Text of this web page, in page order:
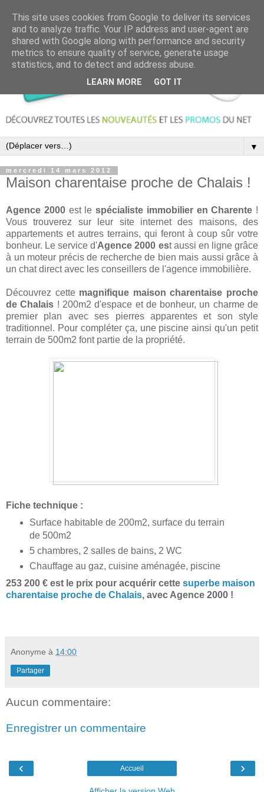
▼
mercredi 14 mars 2012
Maison charentaise proche de Chalais !
Agence 2000est le spécialiste immobilier en Charente !
Vous trouverez sur leur site internet des maisons, des
appartements et autres terrains, qui feront à coup sûr votre
bonheur. Le service d'Agence 2000 est aussi en ligne grâce
à un moteur précis de recherche de bien mais aussi grâce à
un chat direct avec les conseillers de l'agence immobilière.
Découvrez cette magnifique maison charentaise proche
de Chalais ! 200m2 d'espace et de bonheur, un charme de
premier plan avec ses pierres apparentes et son style
traditionnel. Pour compléter ça, une piscine ainsi qu'un petit
terrain de 500m2 font partie de la propriété.
Fiche technique :
Surface habitable de 200m2, surface du terrain
de 500m2
5 chambres, 2 salles de bains, 2 WC
Chauffage au gaz, cuisine aménagée, piscine
253 200 € est le prix pour acquérir cette superbe maison
charentaise proche de Chalais, avec Agence 2000 !
Anonyme à 14:00
Partager
Aucun commentaire:
Enregistrer un commentaire
‹ ›
Accueil
This site uses cookies from Google to deliver its services
and to analyze traffic. Your IP address and user-agent are
shared with Google along with performance and security
metrics to ensure quality of service, generate usage
statistics, and to detect and address abuse.
LEARN MORE GOT IT